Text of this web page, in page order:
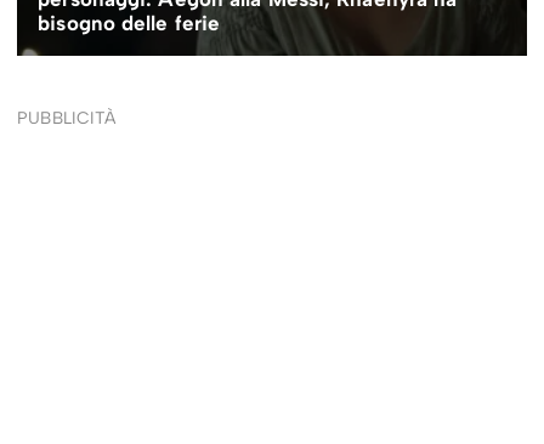
PUBBLICITÀ